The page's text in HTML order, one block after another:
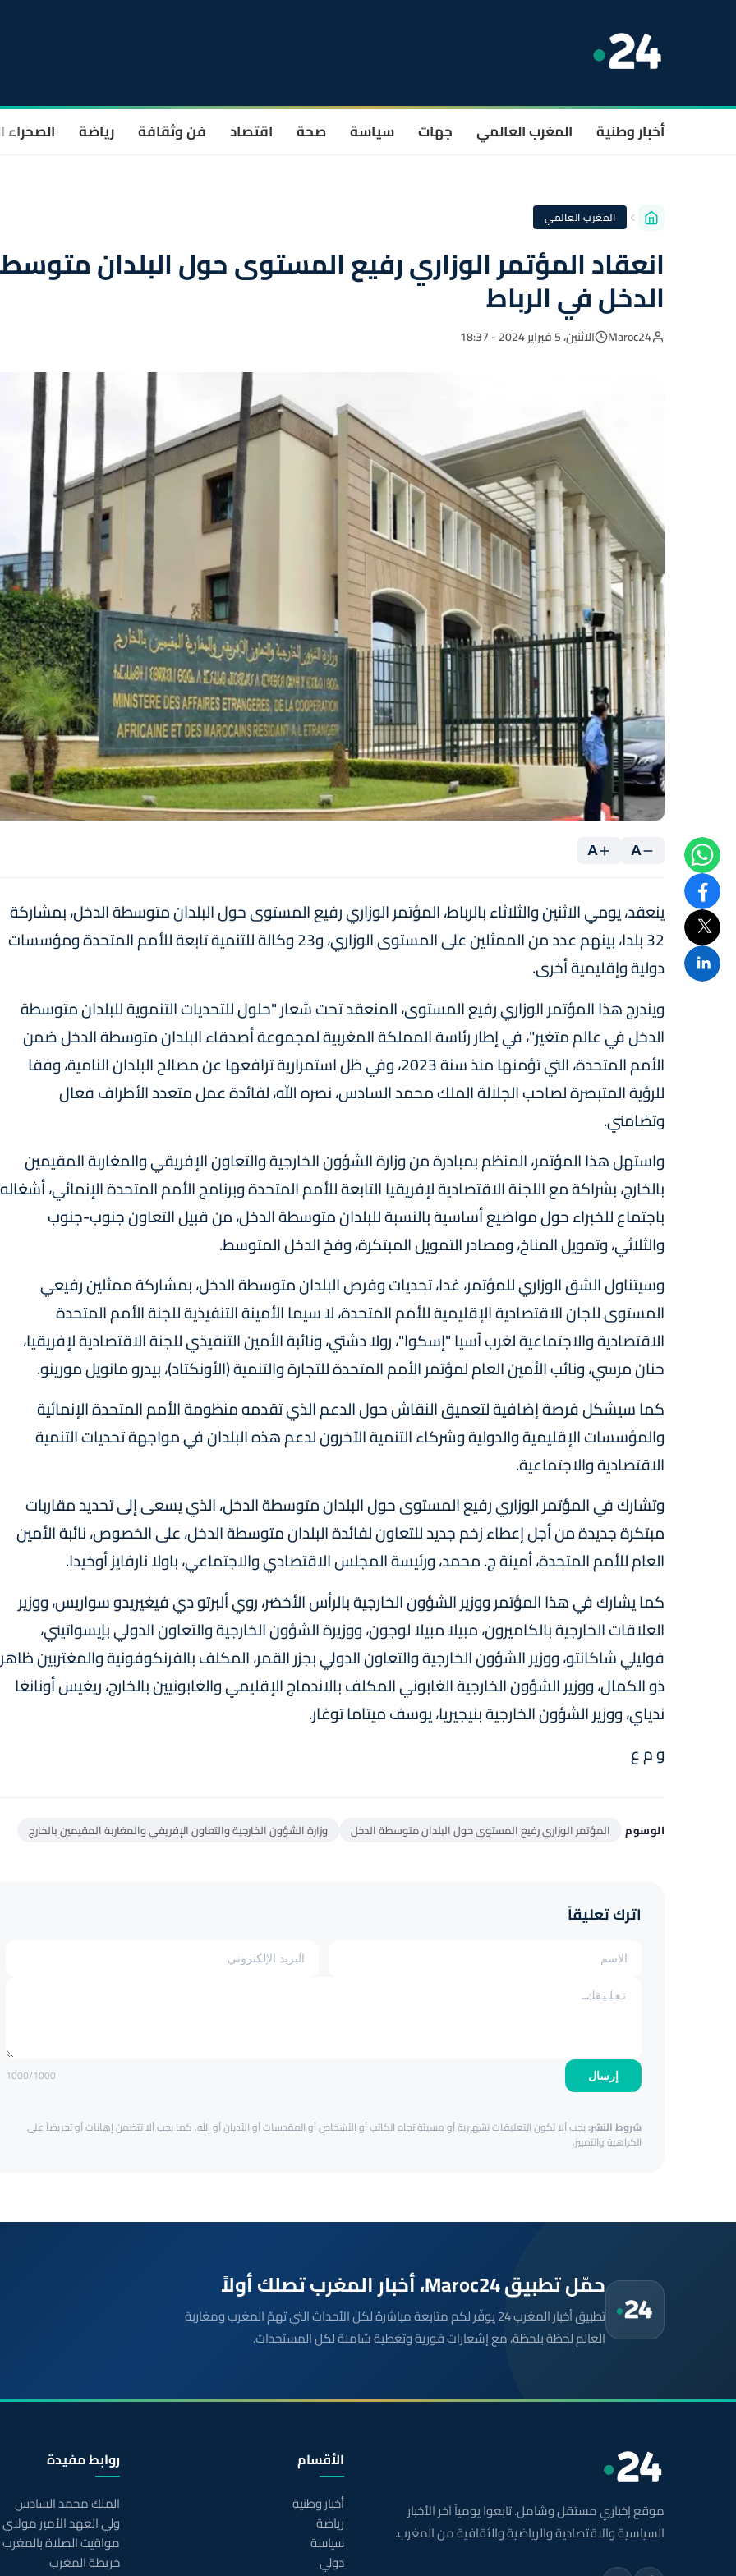
أخبار وطنية المغرب العالمي جهات سياسة صحة اقتصاد فن وثقافة رياضة الصحراء
المغرب العالمي
انعقاد المؤتمر الوزاري رفيع المستوى حول البلدان
الدخل في الرباط
Maroc24 الاثنين، 5 فبراير 2024 - 18:37
A
A
ينعقد، يومي الاثنين والثلاثاء بالرباط، المؤتمر الوزاري رفيع المستوى حول البلدان متوسطة الدخل، بمشاركة
32 بلدا، بينهم عدد من الممثلين على المستوى الوزاري، و23 وكالة للتنمية تابعة للأمم المتحدة ومؤسسات
دولية وإقليمية أخرى.
ويندرج هذا المؤتمر الوزاري رفيع المستوى، المنعقد تحت شعار "حلول للتحديات التنموية للبلدان متوسطة
الدخل في عالم متغير"، في إطار رئاسة المملكة المغربية لمجموعة أصدقاء البلدان متوسطة الدخل ضمن
الأمم المتحدة، التي تؤمنها منذ سنة 2023، وفي ظل استمرارية ترافعها عن مصالح البلدان النامية، وفقا
للرؤية المتبصرة لصاحب الجلالة الملك محمد السادس، نصره الله، لفائدة عمل متعدد الأطراف فعال
وتضامني.
واستهل هذا المؤتمر، المنظم بمبادرة من وزارة الشؤون الخارجية والتعاون الإفريقي والمغاربة المقيمين
بالخارج، بشراكة مع اللجنة الاقتصادية لإفريقيا التابعة للأمم المتحدة وبرنامج الأمم المتحدة الإنمائي، أشغاله
باجتماع للخبراء حول مواضيع أساسية بالنسبة للبلدان متوسطة الدخل، من قبيل التعاون جنوب-جنوب
والثلاثي، وتمويل المناخ، ومصادر التمويل المبتكرة، وفخ الدخل المتوسط.
وسيتناول الشق الوزاري للمؤتمر، غدا، تحديات وفرص البلدان متوسطة الدخل، بمشاركة ممثلين رفيعي
المستوى للجان الاقتصادية الإقليمية للأمم المتحدة، لا سيما الأمينة التنفيذية للجنة الأمم المتحدة
الاقتصادية والاجتماعية لغرب آسيا "إسكوا"، رولا دشتي، ونائبة الأمين التنفيذي للجنة الاقتصادية لإفريقيا،
حنان مرسي، ونائب الأمين العام لمؤتمر الأمم المتحدة للتجارة والتنمية (الأونكتاد)، بيدرو مانويل مورينو.
كما سيشكل فرصة إضافية لتعميق النقاش حول الدعم الذي تقدمه منظومة الأمم المتحدة الإنمائية
والمؤسسات الإقليمية والدولية وشركاء التنمية الآخرون لدعم هذه البلدان في مواجهة تحديات التنمية
الاقتصادية والاجتماعية.
وتشارك في المؤتمر الوزاري رفيع المستوى حول البلدان متوسطة الدخل، الذي يسعى إلى تحديد مقاربات
مبتكرة جديدة من أجل إعطاء زخم جديد للتعاون لفائدة البلدان متوسطة الدخل، على الخصوص، نائبة الأمين
العام للأمم المتحدة، أمينة ج. محمد، ورئيسة المجلس الاقتصادي والاجتماعي، باولا نارفايز أوخيدا.
كما يشارك في هذا المؤتمر ووزير الشؤون الخارجية بالرأس الأخضر، روي ألبرتو دي فيغيريدو سواريس، ووزير
العلاقات الخارجية بالكاميرون، مبيلا مبيلا لوجون، ووزيرة الشؤون الخارجية والتعاون الدولي بإيسواتيني،
فوليلي شاكانتو، ووزير الشؤون الخارجية والتعاون الدولي بجزر القمر، المكلف بالفرنكوفونية والمغتربين ظاهر
ذو الكمال، ووزير الشؤون الخارجية الغابوني المكلف بالاندماج الإقليمي والغابونيين بالخارج، ريغيس أونانغا
ندياي، ووزير الشؤون الخارجية بنيجيريا، يوسف ميتاما توغار.
و م ع
الوسوم المؤتمر الوزاري رفيع المستوى حول البلدان متوسطة الدخل وزارة الشؤون الخارجية والتعاون الإفريقي والمغاربة المقيمين بالخارج
اترك تعليقاً
إرسال 1000/1000
شروط النشر:يجب ألا تكون التعليقات تشهيرية أو مسيئة تجاه الكاتب أو الأشخاص أو المقدسات أو الأديان أو الله. كما يجب ألا تتضمن إهانات أو تحريضاً على
الكراهية والتمييز.
حمّل تطبيق Maroc24، أخبار المغرب تصلك أولاً
تطبيق أخبار المغرب 24 يوفّر لكم متابعة مباشرة لكل الأحداث التي تهمّ المغرب ومغاربة
العالم لحظة بلحظة، مع إشعارات فورية وتغطية شاملة لكل المستجدات.
موقع إخباري مستقل وشامل. تابعوا يومياً آخر الأخبار
السياسية والاقتصادية والرياضية والثقافية من المغرب.
الأقسام
أخبار وطنية
رياضة
سياسة
دولي
روابط مفيدة
الملك محمد السادس
ولي العهد الأمير
مواقيت الصلاة بالمغرب
خريطة المغرب